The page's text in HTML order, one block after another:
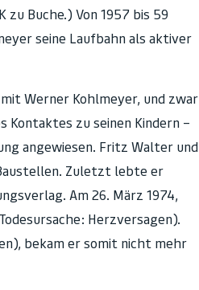
zu Buche.) Von 1957 bis 59
seine Laufbahn als aktiver
Werner Kohlmeyer, und zwar
zu seinen Kindern –
angewiesen. Fritz Walter und
Zuletzt lebte er
Am 26. März 1974,
Herzversagen).
bekam er somit nicht mehr